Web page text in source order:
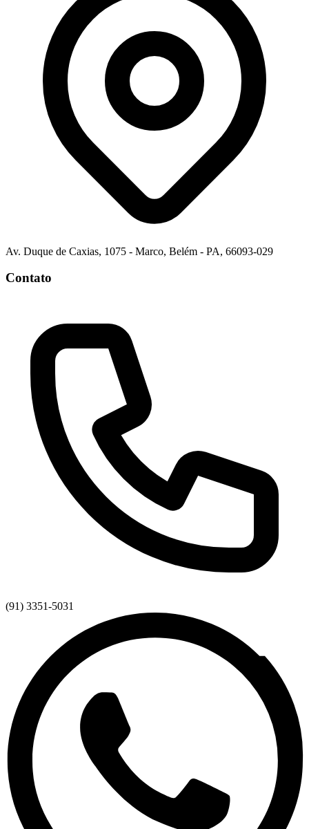
Av. Duque de Caxias, 1075 - Marco, Belém - PA, 66093-029
Contato
(91) 3351-5031